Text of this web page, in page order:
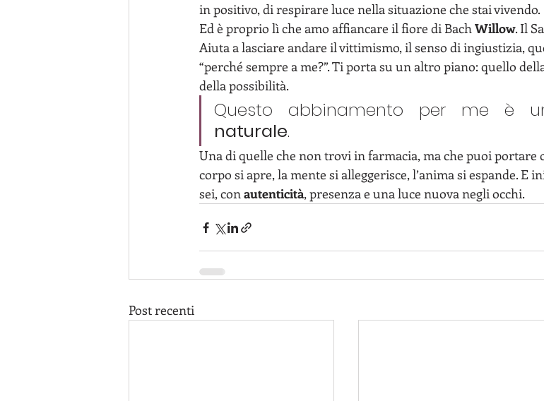
in positivo, di respirare luce nella situazione che stai vivendo.
Ed è proprio lì che amo affiancare il fiore di Bach Willow. Il
Aiuta a lasciare andare il vittimismo, il senso di ingiustizia,
“perché sempre a me?”. Ti porta su un altro piano: quello
della possibilità.
Questo abbinamento per me è
naturale.
Una di quelle che non trovi in farmacia, ma che puoi portare
corpo si apre, la mente si alleggerisce, l’anima si espande. E
sei, con autenticità, presenza e una luce nuova negli occhi.
Post recenti